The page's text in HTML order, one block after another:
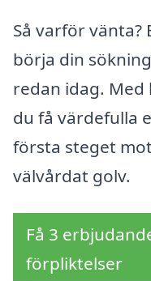
Så varför vänta?
börja din
redan idag. Med
du få värdefulla
första steget
välvårdat golv.
Få 3
förpliktelser